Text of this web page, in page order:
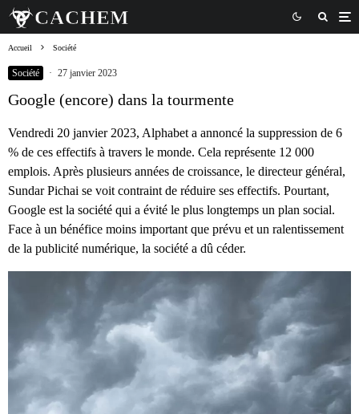
Accueil Société
Société · 27 janvier 2023
Google (encore) dans la tourmente
Vendredi 20 janvier 2023, Alphabet a annoncé la suppression de 6
% de ces effectifs à travers le monde. Cela représente 12 000
emplois. Après plusieurs années de croissance, le directeur général,
Sundar Pichai se voit contraint de réduire ses effectifs. Pourtant,
Google est la société qui a évité le plus longtemps un plan social.
Face à un bénéfice moins important que prévu et un ralentissement
de la publicité numérique, la société a dû céder.